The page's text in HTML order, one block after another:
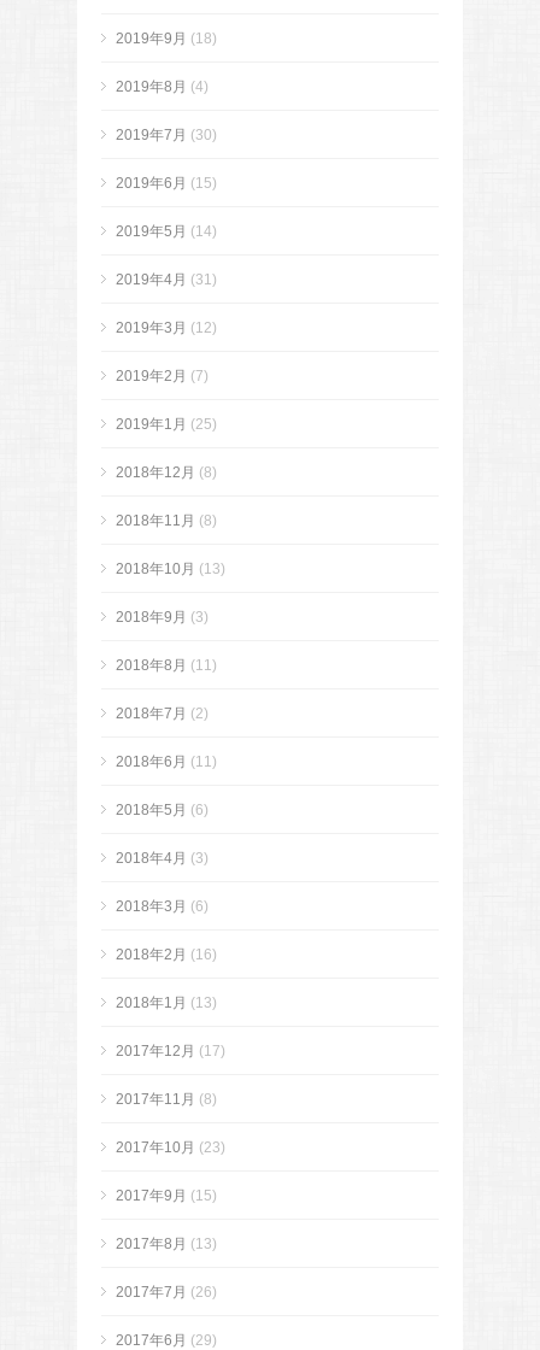
2019年9月 (18)
2019年8月 (4)
2019年7月 (30)
2019年6月 (15)
2019年5月 (14)
2019年4月 (31)
2019年3月 (12)
2019年2月 (7)
2019年1月 (25)
2018年12月 (8)
2018年11月 (8)
2018年10月 (13)
2018年9月 (3)
2018年8月 (11)
2018年7月 (2)
2018年6月 (11)
2018年5月 (6)
2018年4月 (3)
2018年3月 (6)
2018年2月 (16)
2018年1月 (13)
2017年12月 (17)
2017年11月 (8)
2017年10月 (23)
2017年9月 (15)
2017年8月 (13)
2017年7月 (26)
2017年6月 (29)